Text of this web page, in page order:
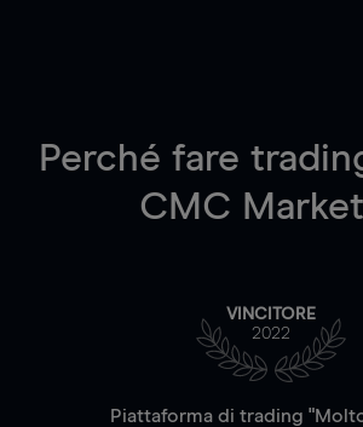
Perché fare
CMC
VINCITORE
2022
Piattaforma di trading